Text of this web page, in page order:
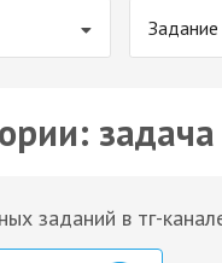
Задание
заданий в тг-